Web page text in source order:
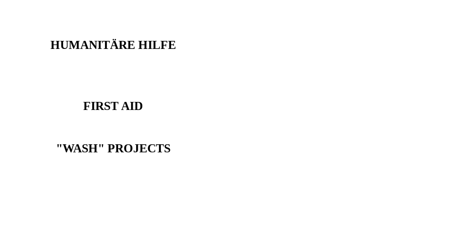
HUMANITÄRE HILFE
FIRST AID
"WASH" PROJECTS